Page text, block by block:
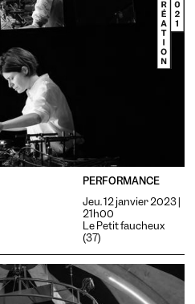
PERFORMANCE
Jeu. 12 janvier 2023 |
21h00
Le Petit faucheux
(37)